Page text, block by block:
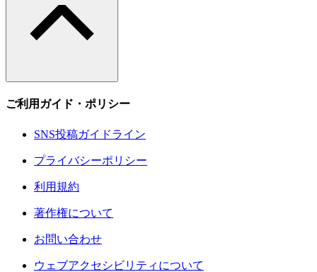
ご利用ガイド・ポリシー
SNS投稿ガイドライン
プライバシーポリシー
利用規約
著作権について
お問い合わせ
ウェブアクセシビリティについて